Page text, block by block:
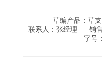
草编产品：草
联系人：张经理
销
字号：